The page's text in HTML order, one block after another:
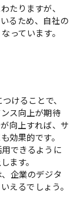
たりますが、
るため、自社の
っています。
けることで、
ス向上が期待
向上すれば、サ
効果的です。
できるように
ます。
企業のデジタ
えるでしょう。